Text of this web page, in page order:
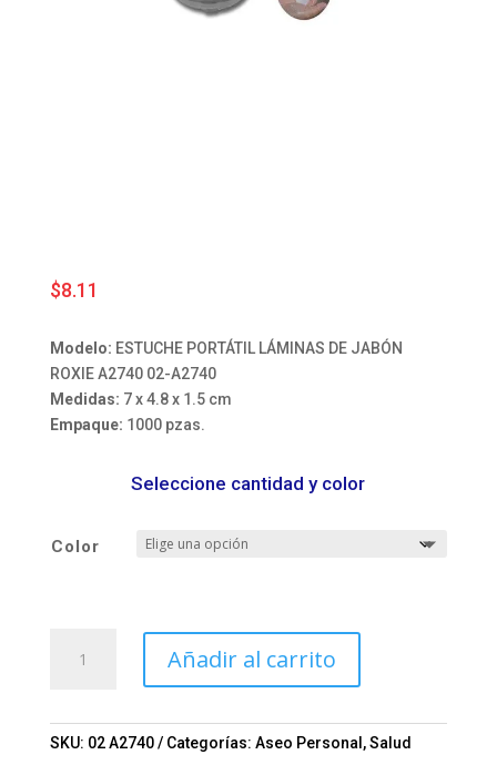
$8.11
Modelo: ESTUCHE PORTÁTIL LÁMINAS DE JABÓN
ROXIE A2740 02-A2740
Medidas: 7 x 4.8 x 1.5 cm
Empaque: 1000 pzas.
Seleccione cantidad y color
Color
PORTÁTIL
JABÓN
Añadir al carrito
SKU: 02 A2740 Categorías: Aseo Personal ,Salud